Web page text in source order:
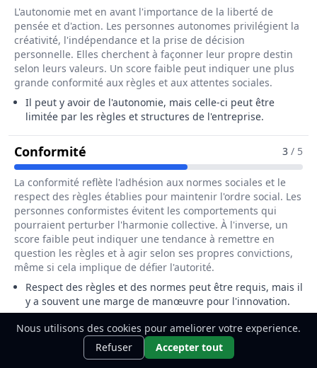
L'autonomie met en avant l'importance de la liberté de
pensée et d'action. Les personnes autonomes privilégient la
créativité, l'indépendance et la prise de décision
personnelle. Elles cherchent à façonner leur propre destin
selon leurs valeurs. Un score faible peut indiquer une plus
grande conformité aux règles et aux attentes sociales.
Il peut y avoir de l'autonomie, mais celle-ci peut être
limitée par les règles et structures de l'entreprise.
Conformité 3 / 5
La conformité reflète l'adhésion aux normes sociales et le
respect des règles établies pour maintenir l'ordre social. Les
personnes conformistes évitent les comportements qui
pourraient perturber l'harmonie collective. À l'inverse, un
score faible peut indiquer une tendance à remettre en
question les règles et à agir selon ses propres convictions,
même si cela implique de défier l'autorité.
Respect des règles et des normes peut être requis, mais il
y a souvent une marge de manœuvre pour l'innovation.
SécuritéPour Le Métier De Cordiste 3 / 5
Ce métier t'intéresse ?Découvre
comment le devenir.
Nous utilisons des cookies pour ameliorer votre experience.
Refuser
Accepter tout